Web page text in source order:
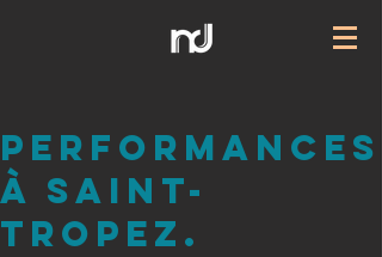
Performances
à Saint-
Tropez.